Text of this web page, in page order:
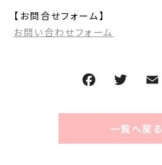
【お問合せフォーム】
お問い合わせフォーム
一覧へ戻る